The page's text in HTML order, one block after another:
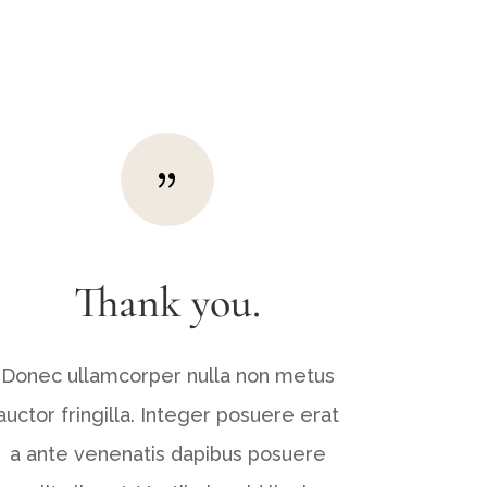
{
Thank you.
Donec ullamcorper nulla non metus
fringilla. Integer posuere erat
a ante venenatis dapibus posuere